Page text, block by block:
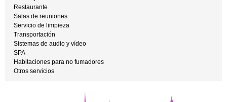
Restaurante
Salas de reuniones
Servicio de limpieza
Transportación
Sistemas de audio y vídeo
SPA
Habitaciones para no fumadores
Otros servicios